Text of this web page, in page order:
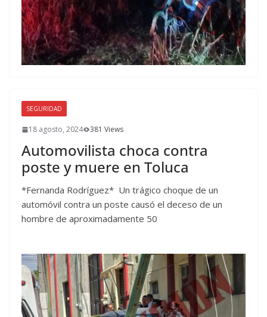
SEGURIDAD
18 agosto, 2024 381 Views
Automovilista choca contra
poste y muere en Toluca
*Fernanda Rodríguez* Un trágico choque de un
automóvil contra un poste causó el deceso de un
hombre de aproximadamente 50